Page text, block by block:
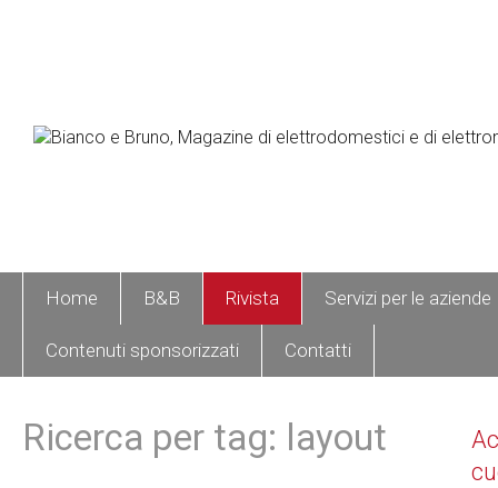
Home B&B Rivista Servizi per le aziende
Contenuti sponsorizzati Contatti
Ricerca per tag: layout